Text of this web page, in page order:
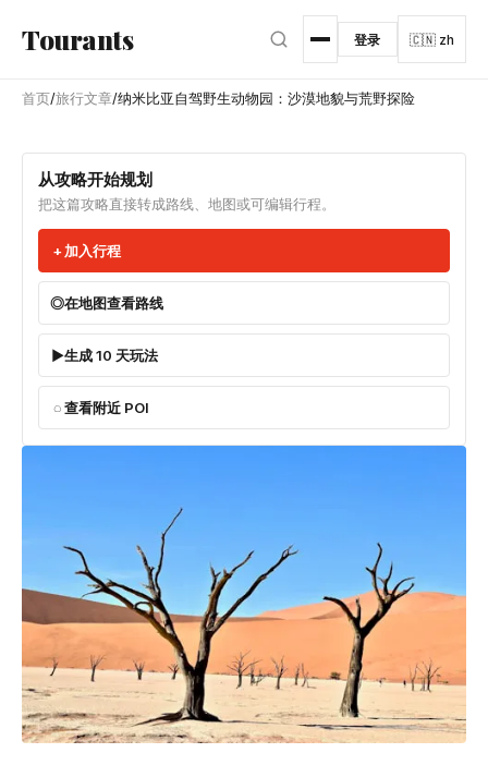
Tourants 登录 🇨🇳 zh
首页/旅行文章/纳米比亚自驾野生动物园：沙漠地貌与荒野探险
从攻略开始规划
把这篇攻略直接转成路线、地图或可编辑行程。
加入行程
在地图查看路线
生成 10 天玩法
查看附近 POI